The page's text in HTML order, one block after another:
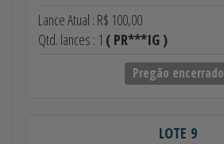
Lance Atual : R$ 100,00
Qtd. lances : 1 ( PR***IG )
Pregão encerrado
LOTE 9